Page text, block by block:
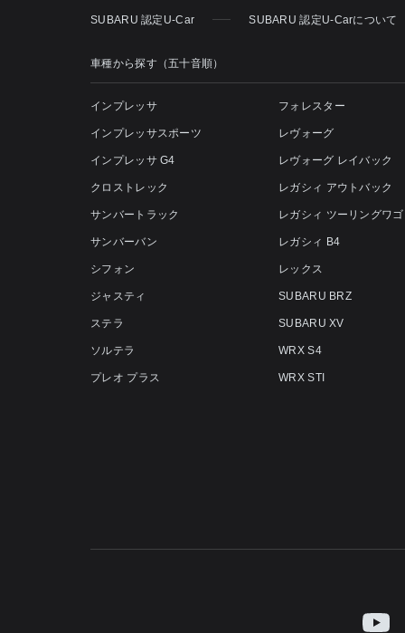
SUBARU 認定U-Car SUBARU 認定U-Carについて
車種から探す（五十音順）
インプレッサ
インプレッサスポーツ
インプレッサ G4
クロストレック
サンバートラック
サンバーバン
シフォン
ジャスティ
ステラ
ソルテラ
プレオ プラス
フォレスター
レヴォーグ
レヴォーグ レイバック
レガシィ アウトバック
レガシィ ツーリングワ
レガシィ B4
レックス
SUBARU BRZ
SUBARU XV
WRX S4
WRX STI